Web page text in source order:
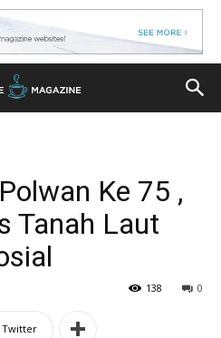
Ke 75 ,
Tanah Laut
0
138
Twitter